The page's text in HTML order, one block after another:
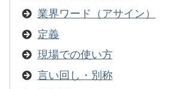
業界ワード（アサイン）
定義
現場での使い方
言い回し・別称